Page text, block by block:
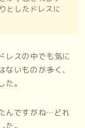
としたドレスに
レスの中でも気に
いものが多く、
。
んですがね…どれ